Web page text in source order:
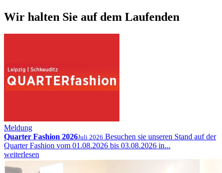
Wir halten Sie auf dem Laufenden
Meldung
Quarter Fashion 2026Juli 2026 Besuchen sie unseren Stand auf der
Quarter Fashion vom 01.08.2026 bis 03.08.2026 in...
weiterlesen